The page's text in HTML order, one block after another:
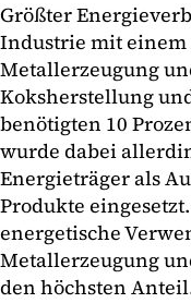
Größter
Industrie mit einem
Metallerzeugung
Koksherstellung
benötigten 10
wurde dabei
Energieträger als
Produkte
energetische
Metallerzeugung
den höchsten